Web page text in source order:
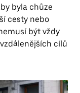
byla chůze
cesty nebo
být vždy
cílů